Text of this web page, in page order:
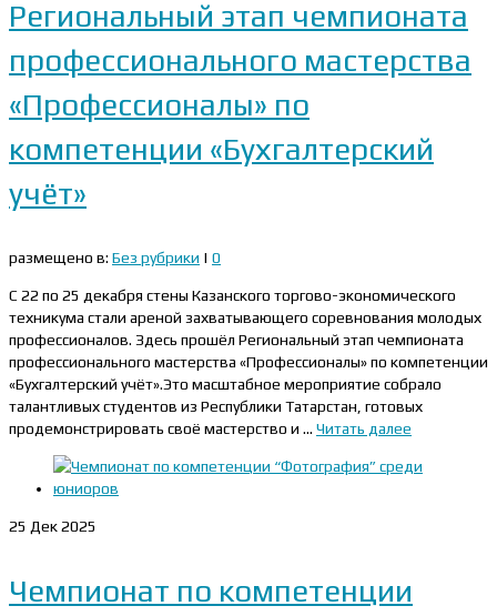
Региональный этап чемпионата
профессионального мастерства
«Профессионалы» по
компетенции «Бухгалтерский
учёт»
размещено в: Без рубрики | 0
С 22 по 25 декабря стены Казанского торгово-экономического
техникума стали ареной захватывающего соревнования молодых
профессионалов. Здесь прошёл Региональный этап чемпионата
профессионального мастерства «Профессионалы» по компетенции
«Бухгалтерский учёт».Это масштабное мероприятие собрало
талантливых студентов из Республики Татарстан, готовых
продемонстрировать своё мастерство и … Читать далее
25 Дек 2025
Чемпионат по компетенции